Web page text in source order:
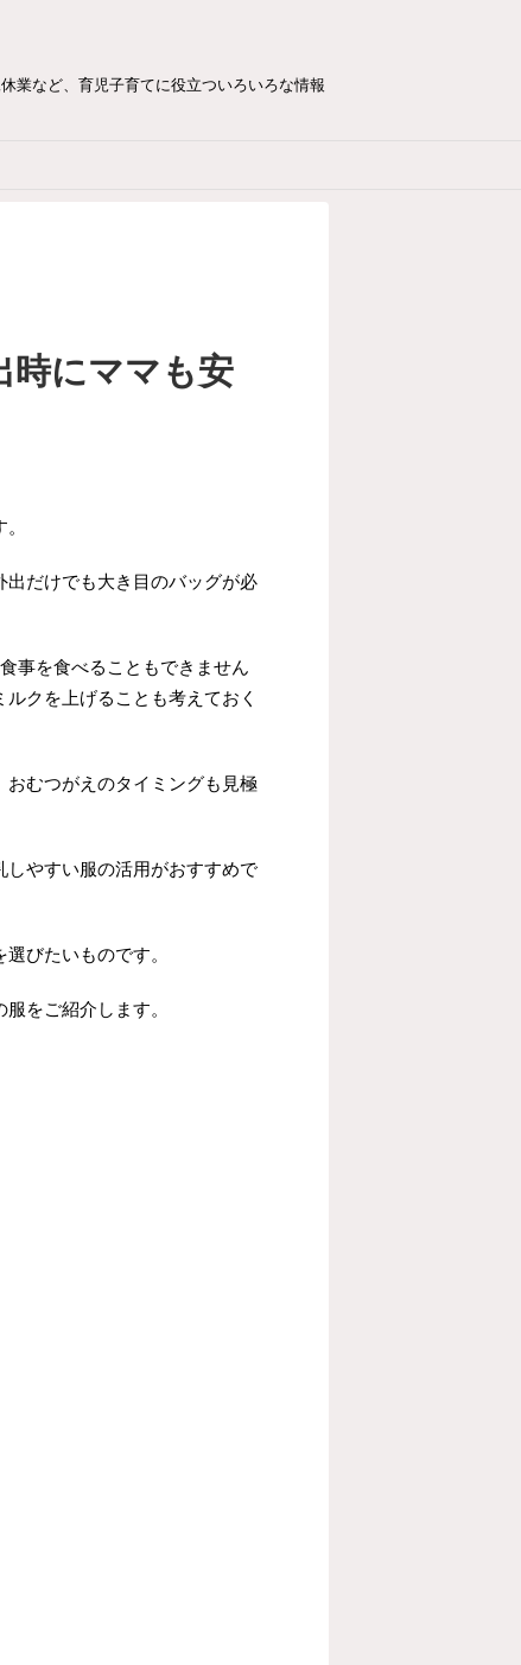
業など、育児子育てに役立ついろいろな情報
時にママも安
だけでも大き目のバッグが必
事を食べることもできません
クを上げることも考えておく
むつがえのタイミングも見極
やすい服の活用がおすすめで
びたいものです。
をご紹介します。